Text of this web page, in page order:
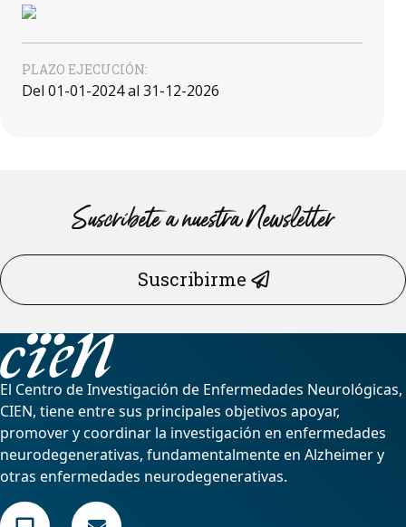
PLAZO EJECUCIÓN:
Del 01-01-2024 al 31-12-2026
Suscríbete a nuestra Newsletter
Suscribirme
El Centro de Investigación de Enfermedades Neurológicas,
CIEN, tiene entre sus principales objetivos apoyar,
promover y coordinar la investigación en enfermedades
neurodegenerativas, fundamentalmente en Alzheimer y
otras enfermedades neurodegenerativas.